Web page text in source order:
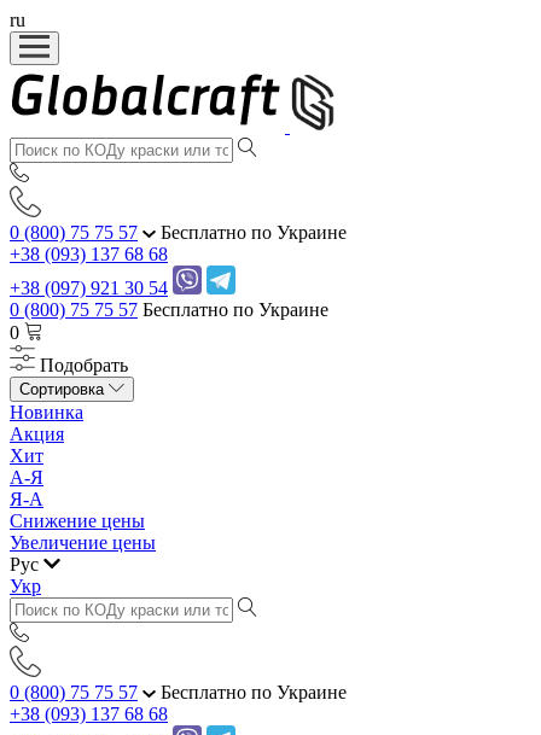
ru
0 (800) 75 75 57
Бесплатно по Украине
+38 (093) 137 68 68
+38 (097) 921 30 54
0 (800) 75 75 57 Бесплатно по Украине
0
Подобрать
Сортировка
Новинка
Акция
Хит
А-Я
Я-А
Снижение цены
Увеличение цены
Рус
Укр
0 (800) 75 75 57
Бесплатно по Украине
+38 (093) 137 68 68